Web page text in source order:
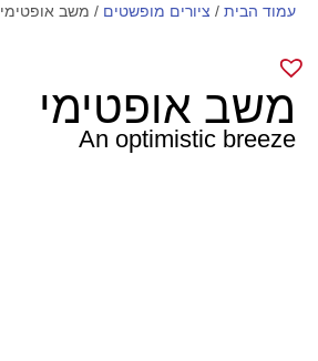
עמוד הבית / ציורים מופשטים / משב אופטימי
משב אופטימי
An optimistic breeze